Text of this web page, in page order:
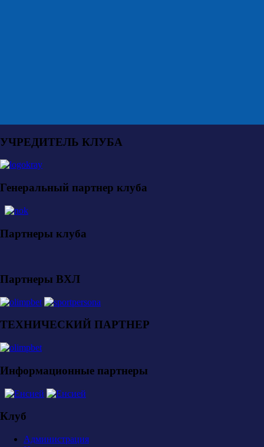
УЧРЕДИТЕЛЬ КЛУБА
Генеральный партнер клуба
Партнеры клуба
Партнеры ВХЛ
ТЕХНИЧЕСКИЙ ПАРТНЕР
Информационные партнеры
Клуб
Администрация